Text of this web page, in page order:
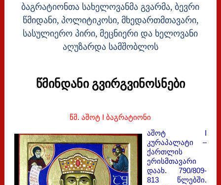
ბაგრატიონთა სახელოვანმა გვარმა, ბევრი
წმიდანი, პოლიტიკოსი, მხედართმთავარი,
სასულიერო პირი, მეცნიერი და ხელოვანი
აღუზარდა სამშობლოს
წმინდანი გვირგვინოსნები
წმ. აშოტ I ბაგრატიონი
აშოტ I
კურაპალატი –
ქართლის
ერისმთავარი
დაახ. 790/809-
813 წლებში.